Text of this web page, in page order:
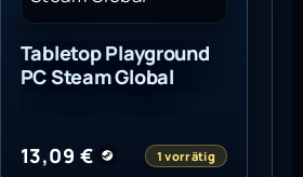
Tabletop Playground
PC Steam Global
13,09 € 1 vorrätig